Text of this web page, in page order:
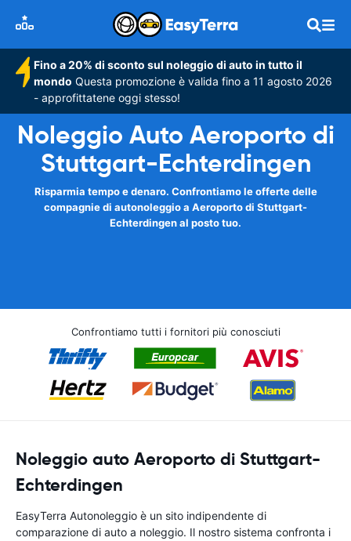
Fino a 20% di sconto sul noleggio di auto in tutto il
mondo Questa promozione è valida fino a 11 agosto 2026
- approfittatene oggi stesso!
Noleggio Auto Aeroporto di
Stuttgart-Echterdingen
Risparmia tempo e denaro. Confrontiamo le offerte delle
compagnie di autonoleggio a Aeroporto di Stuttgart-
Echterdingen al posto tuo.
Confrontiamo tutti i fornitori più conosciuti
Noleggio auto Aeroporto di Stuttgart-
Echterdingen
EasyTerra Autonoleggio è un sito indipendente di
comparazione di auto a noleggio. Il nostro sistema confronta i